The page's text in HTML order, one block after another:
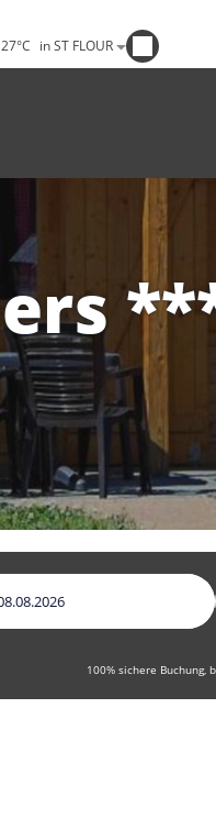
27°C in ST FLOUR
100% sichere Buchung,